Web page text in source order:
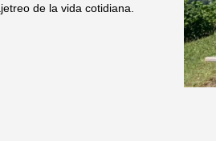
de la vida cotidiana.